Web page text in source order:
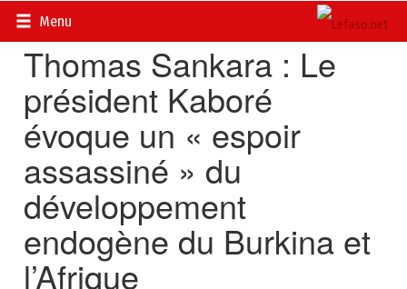
Menu
Accueil>
Thomas Sankara : Le
président Kaboré
évoque un « espoir
assassiné » du
développement
endogène du Burkina et
l’Afrique